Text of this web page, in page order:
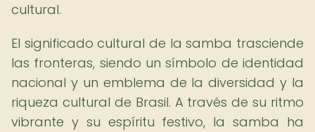
cultural.
El significado cultural de la samba trasciende
las fronteras, siendo un símbolo de identidad
nacional y un emblema de la diversidad y la
riqueza cultural de Brasil. A través de su ritmo
vibrante y su espíritu festivo, la samba ha